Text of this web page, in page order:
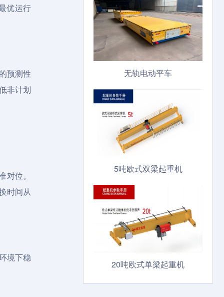
优运行
预测性
非计划
位。
时间从
境下稳
无轨电动平车
5吨欧式双梁起重机
20吨欧式单梁起重机